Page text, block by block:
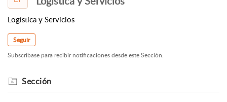
Logística y Servicios
Seguir
Subscríbase para recibir notificaciones desde este Sección.
Sección